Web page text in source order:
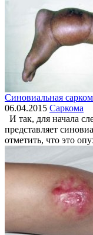
Синовиальная
06.04.2015 Саркома
И так, для начала
представляет
отметить, что это